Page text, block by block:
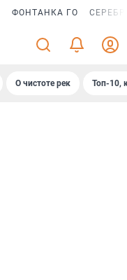
ФОНТАНКА ГО
О чистоте рек Топ-10,